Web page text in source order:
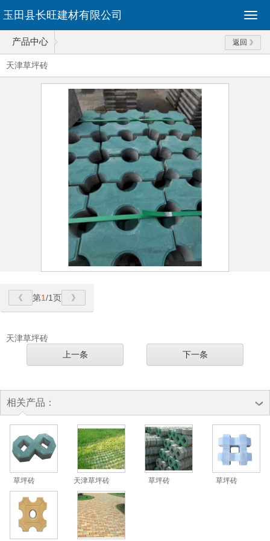
玉田县长旺建材有限公司
产品中心 返回
天津草坪砖
第1/1页
天津草坪砖
上一条 下一条
相关产品：
草坪砖 天津草坪砖 草坪砖 草坪砖